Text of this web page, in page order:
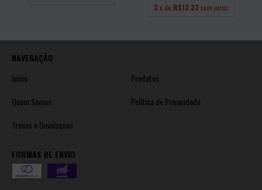
3 x de R$13,33 sem juros
NAVEGAÇÃO
Início
Produtos
Quem Somos
Política de Privacidade
Trocas e Devoluções
FORMAS DE ENVIO